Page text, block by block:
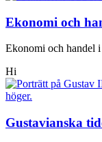
Ekonomi och
Ekonomi och handel
Hi
Gustavianska